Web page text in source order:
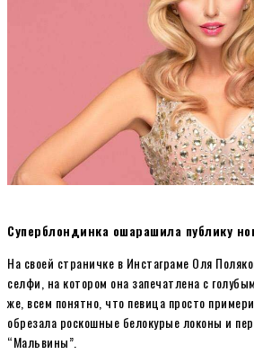
Суперблондинка ошарашила публику
На своей страничке в Инстаграме Оля
селфи, на котором она запечатлена с
же, всем понятно, что певица просто
обрезала роскошные белокурые локоны и
“Мальвины”.